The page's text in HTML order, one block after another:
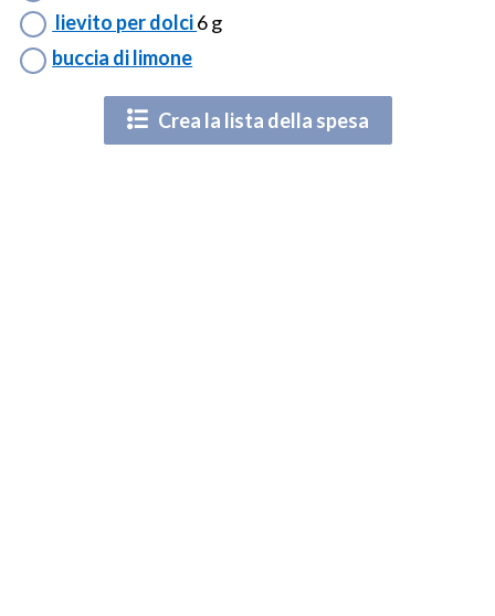
lievito per dolci6 g
buccia di limone
Crea la lista della spesa